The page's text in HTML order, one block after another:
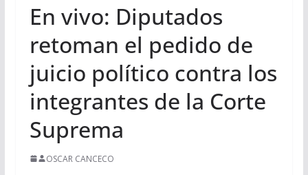
En vivo: Diputados
retoman el pedido de
juicio político contra los
integrantes de la Corte
Suprema
OSCAR CANCECO